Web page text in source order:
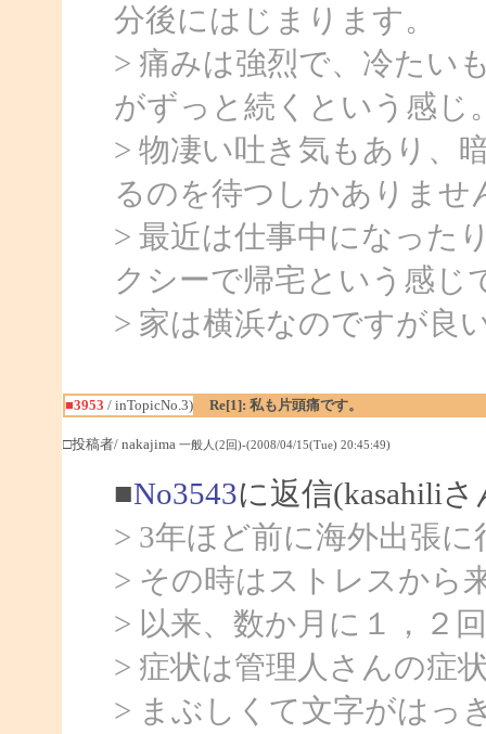
分後にはじまります。
> 痛みは強烈で、冷たい
がずっと続くという感じ
> 物凄い吐き気もあり、
るのを待つしかありませ
> 最近は仕事中になった
クシーで帰宅という感じ
> 家は横浜なのですが良
■3953 / inTopicNo.3) Re[1]: 私も片頭痛です。
□投稿者/ nakajima 一般人(2回)-(2008/04/15(Tue) 20:45:49)
■No3543に返信(kasahili
> 3年ほど前に海外出張
> その時はストレスから
> 以来、数か月に１，２
> 症状は管理人さんの症
> まぶしくて文字がはっ